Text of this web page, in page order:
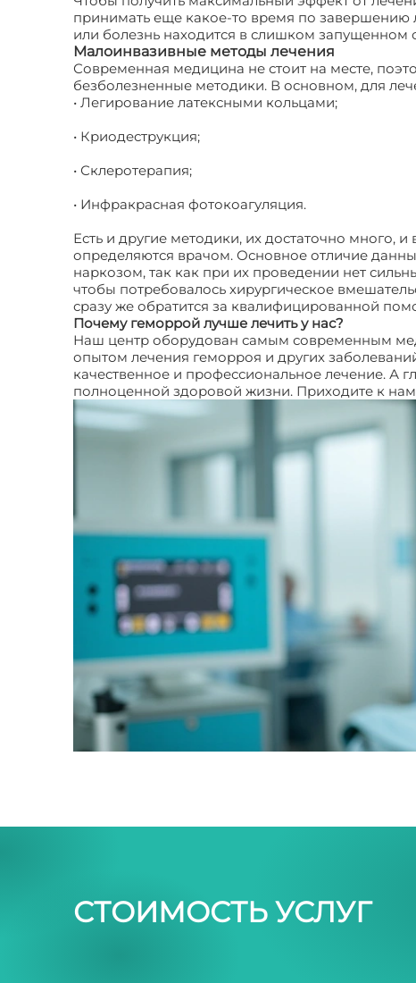
принимать еще какое-то время по завершению
или болезнь находится в слишком запущенном
Малоинвазивные методы лечения
Современная медицина не стоит на месте,
безболезненные методики. В основном, для
• Легирование латексными кольцами;
• Криодеструкция;
• Склеротерапия;
• Инфракрасная фотокоагуляция.
Есть и другие методики, их достаточно много,
определяются врачом. Основное отличие
наркозом, так как при их проведении нет
чтобы потребовалось хирургическое
сразу же обратится за квалифицированной
Почему геморрой лучше лечить у нас?
Наш центр оборудован самым современным
опытом лечения геморроя и других
качественное и профессиональное лечение. А
полноценной здоровой жизни. Приходите к
СТОИМОСТЬ УСЛУГ